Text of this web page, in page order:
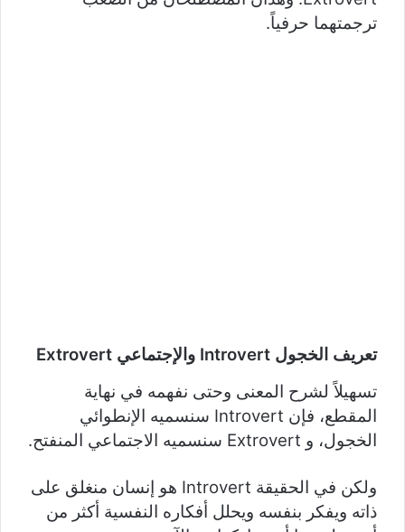
ترجمتهما حرفياً.
تعريف الخجول Introvert والإجتماعي
تسهيلاً لشرح المعنى وحتى نفهمه في نهاية
المقطع، فإن Introvert سنسميه الإنطوائي
الخجول، و Extrovert سنسميه الاجتماعي المنفتح.
ولكن في الحقيقة Introvert هو إنسان منغلق على
ذاته ويفكر بنفسه ويحلل أفكاره النفسية أكثر من